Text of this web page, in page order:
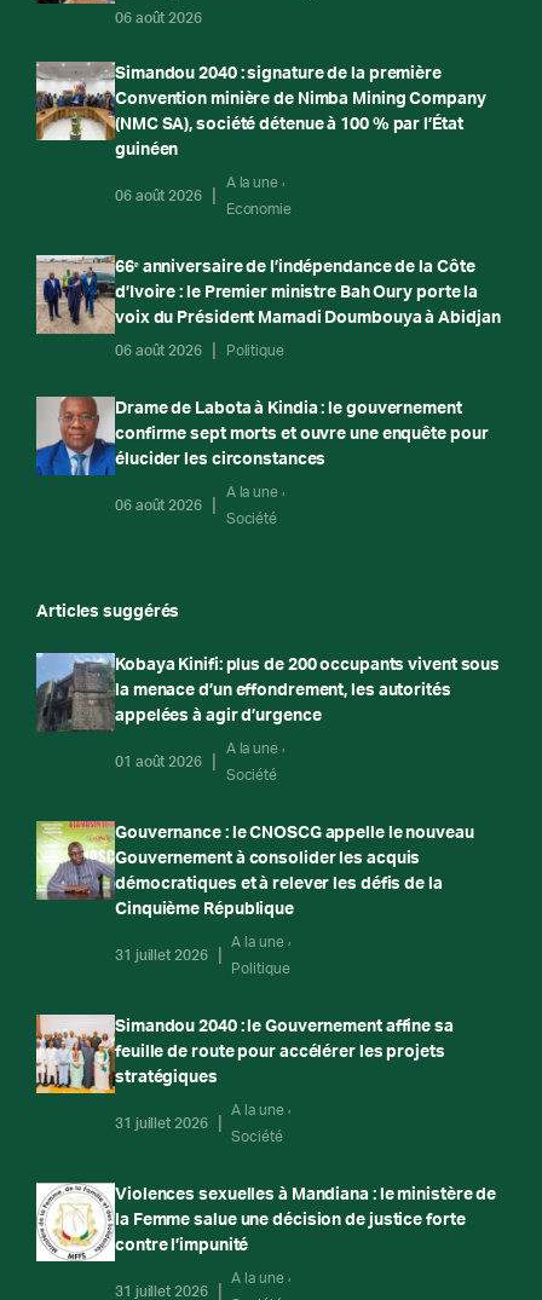
06 août 2026
Simandou 2040 : signature de la première
Convention minière de Nimba Mining Company
(NMC SA), société détenue à 100 % par l’État
guinéen
06 août 2026
A la une
Economie
66ᵉ anniversaire de l’indépendance de la Côte
d’Ivoire : le Premier ministre Bah Oury porte la
voix du Président Mamadi Doumbouya à Abidjan
06 août 2026 Politique
Drame de Labota à Kindia : le gouvernement
confirme sept morts et ouvre une enquête pour
élucider les circonstances
06 août 2026
A la une
Société
Articles suggérés
Kobaya Kinifi: plus de 200 occupants vivent sous
la menace d’un effondrement, les autorités
appelées à agir d’urgence
01 août 2026
A la une
Société
Gouvernance : le CNOSCG appelle le nouveau
Gouvernement à consolider les acquis
démocratiques et à relever les défis de la
Cinquième République
31 juillet 2026
A la une
Politique
Simandou 2040 : le Gouvernement affine sa
feuille de route pour accélérer les projets
stratégiques
31 juillet 2026
A la une
Société
Violences sexuelles à Mandiana : le ministère de
la Femme salue une décision de justice forte
contre l’impunité
31 juillet 2026
A la une